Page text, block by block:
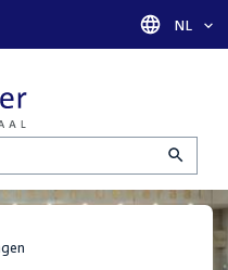
Taal
NL